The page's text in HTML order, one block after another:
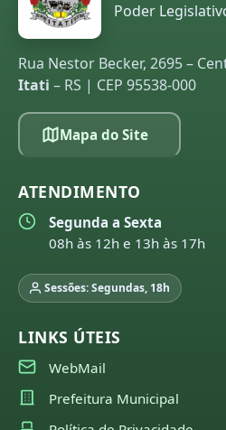
Poder
Rua Nestor Becker, 2695 –
Itati – RS | CEP 95538-000
Mapa do Site
ATENDIMENTO
Segunda a Sexta
08h às 12h e 13h às 17h
Sessões: Segundas, 18h
LINKS ÚTEIS
WebMail
Prefeitura Municipal